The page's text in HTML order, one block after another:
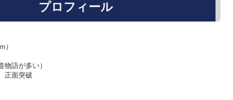
プロフィール
）
語が多い）
正面突破